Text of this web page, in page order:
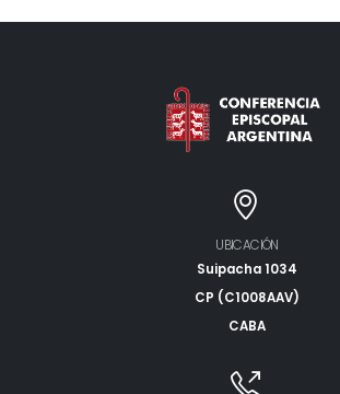
UBICACIÓN
Suipacha 1034
CP (C1008AAV)
CABA